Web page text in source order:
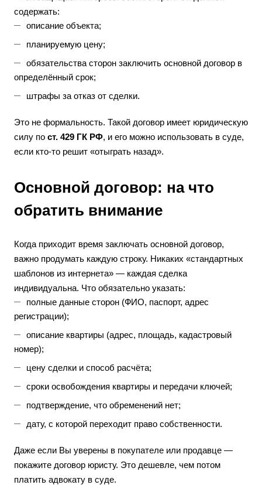
содержать:
описание объекта;
планируемую цену;
обязательства сторон заключить основной договор в
определённый срок;
штрафы за отказ от сделки.
Это не формальность. Такой договор имеет юридическую
силу по ст. 429 ГК РФ, и его можно использовать в суде,
если кто-то решит «отыграть назад».
Основной договор: на что
обратить внимание
Когда приходит время заключать основной договор,
важно продумать каждую строку. Никаких «стандартных
шаблонов из интернета» — каждая сделка
индивидуальна. Что обязательно указать:
полные данные сторон (ФИО, паспорт, адрес
регистрации);
описание квартиры (адрес, площадь, кадастровый
номер);
цену сделки и способ расчёта;
сроки освобождения квартиры и передачи ключей;
подтверждение, что обременений нет;
дату, с которой переходит право собственности.
Даже если Вы уверены в покупателе или продавце —
покажите договор юристу. Это дешевле, чем потом
платить адвокату в суде.